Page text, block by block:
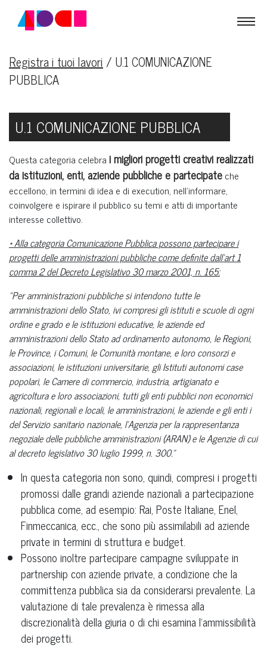
Registra i tuoi lavori / U.1 COMUNICAZIONE
PUBBLICA
U.1 COMUNICAZIONE PUBBLICA
Questa categoria celebrai migliori progetti creativi realizzati
da istituzioni, enti, aziende pubbliche e partecipateche
eccellono, in termini di idea e di execution, nell’informare,
coinvolgere e ispirare il pubblico su temi e atti di importante
interesse collettivo.
* Alla categoria Comunicazione Pubblica possono partecipare i
progetti delle amministrazioni pubbliche come definite dall’art 1
comma 2 del Decreto Legislativo 30 marzo 2001, n. 165:
“Per amministrazioni pubbliche si intendono tutte le
amministrazioni dello Stato, ivi compresi gli istituti e scuole di ogni
ordine e grado e le istituzioni educative, le aziende ed
amministrazioni dello Stato ad ordinamento autonomo, le Regioni,
le Province, i Comuni, le Comunità montane, e loro consorzi e
associazioni, le istituzioni universitarie, gli Istituti autonomi case
popolari, le Camere di commercio, industria, artigianato e
agricoltura e loro associazioni, tutti gli enti pubblici non economici
nazionali, regionali e locali, le amministrazioni, le aziende e gli enti i
del Servizio sanitario nazionale, l'Agenzia per la rappresentanza
negoziale delle pubbliche amministrazioni (ARAN) e le Agenzie di cui
al decreto legislativo 30 luglio 1999, n. 300.”
In questa categoria non sono, quindi, compresi i progetti
promossi dalle grandi aziende nazionali a partecipazione
pubblica come, ad esempio: Rai, Poste Italiane, Enel,
Finmeccanica, ecc., che sono più assimilabili ad aziende
private in termini di struttura e budget.
Possono inoltre partecipare campagne sviluppate in
partnership con aziende private, a condizione che la
committenza pubblica sia da considerarsi prevalente. La
valutazione di tale prevalenza è rimessa alla
discrezionalità della giuria o di chi esamina l’ammissibilità
dei progetti.